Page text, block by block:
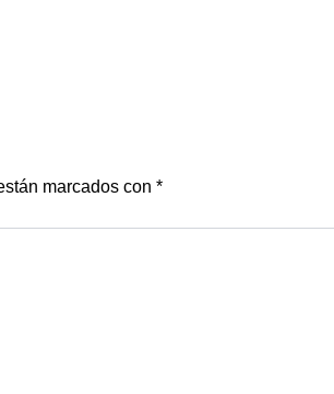
marcados con *